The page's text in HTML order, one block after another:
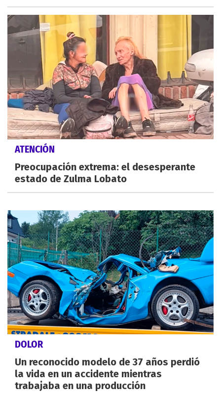
ATENCIÓN
Preocupación extrema: el desesperante
estado de Zulma Lobato
DOLOR
Un reconocido modelo de 37 años perdió
la vida en un accidente mientras
trabajaba en una producción